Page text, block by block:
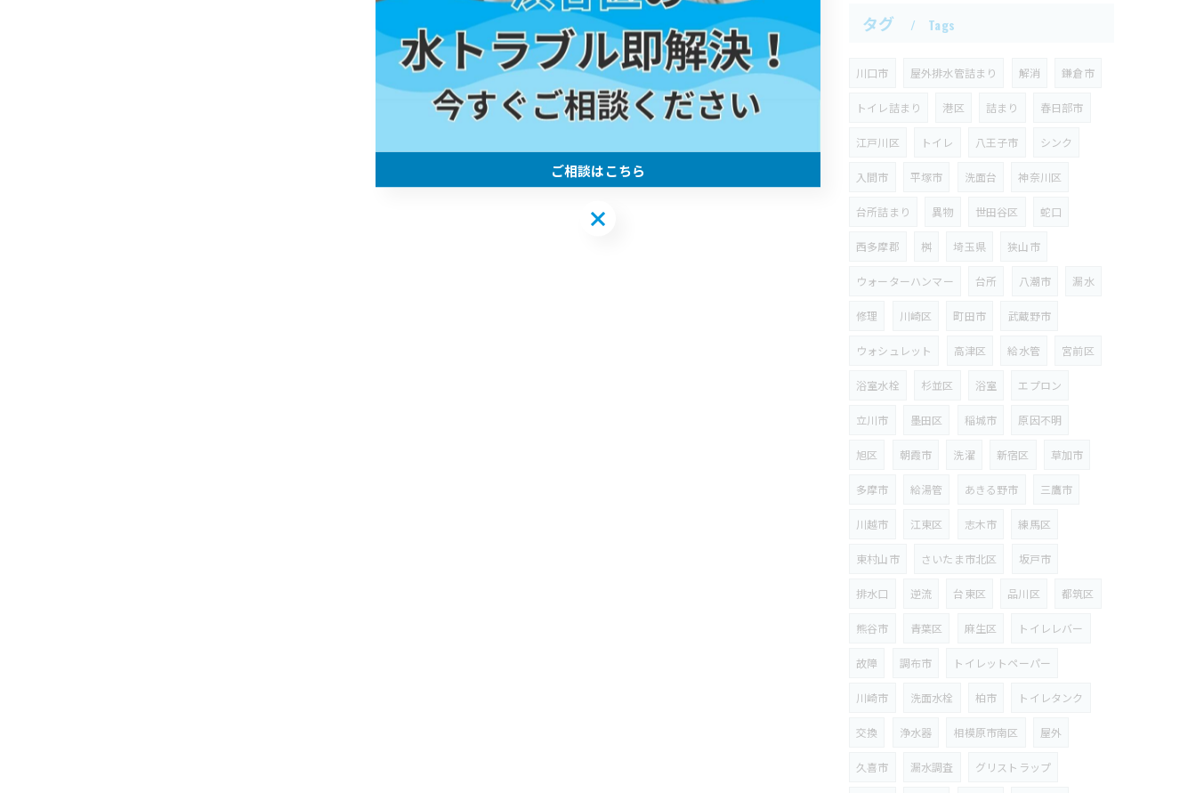
タグ Tags
川口市 屋外排水管詰まり 解消 鎌倉市
トイレ詰まり 港区 詰まり 春日部市
江戸川区 トイレ 八王子市 シンク
入間市 平塚市 洗面台 神奈川区
台所詰まり 異物 世田谷区 蛇口
西多摩郡 桝 埼玉県 狭山市
ウォーターハンマー 台所 八潮市 漏水
修理 川崎区 町田市 武蔵野市
ウォシュレット 高津区 給水管 宮前区
浴室水栓 杉並区 浴室 エプロン
立川市 墨田区 稲城市 原因不明
旭区 朝霞市 洗濯 新宿区 草加市
多摩市 給湯管 あきる野市 三鷹市
川越市 江東区 志木市 練馬区
東村山市 さいたま市北区 坂戸市
排水口 逆流 台東区 品川区 都筑区
熊谷市 青葉区 麻生区 トイレレバー
故障 調布市 トイレットペーパー
川崎市 洗面水栓 柏市 トイレタンク
交換 浄水器 相模原市南区 屋外
久喜市 漏水調査 グリストラップ
ご相談はこちら
ご相談はこちら